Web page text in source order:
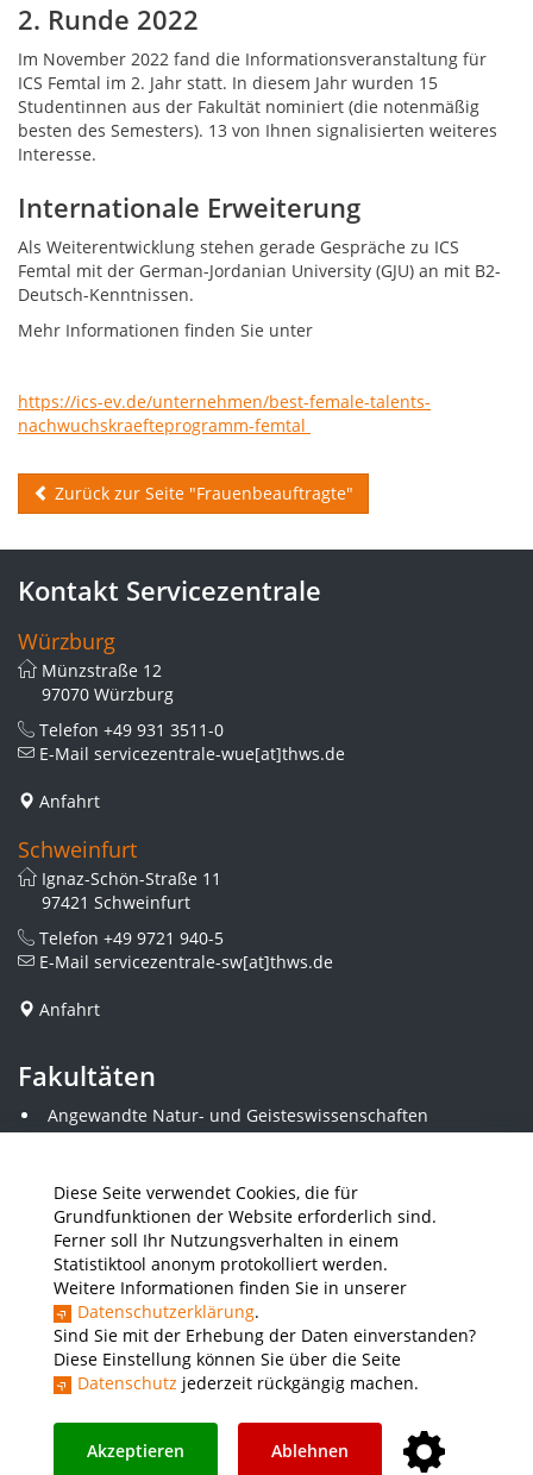
Diese Seite verwendet Cookies, die für
Grundfunktionen der Website erforderlich sind.
Ferner soll Ihr Nutzungsverhalten in einem
Statistiktool anonym protokolliert werden.
Weitere Informationen finden Sie in unserer
Datenschutzerklärung.
Sind Sie mit der Erhebung der Daten einverstanden?
Diese Einstellung können Sie über die Seite
Datenschutz jederzeit rückgängig machen.
Akzeptieren Ablehnen
2. Runde 2022
Im November 2022 fand die Informationsveranstaltung für
ICS Femtal im 2. Jahr statt. In diesem Jahr wurden 15
Studentinnen aus der Fakultät nominiert (die notenmäßig
besten des Semesters). 13 von Ihnen signalisierten weiteres
Interesse.
Internationale Erweiterung
Als Weiterentwicklung stehen gerade Gespräche zu ICS
Femtal mit der German-Jordanian University (GJU) an mit B2-
Deutsch-Kenntnissen.
Mehr Informationen finden Sie unter
https://ics-ev.de/unternehmen/best-female-talents-
nachwuchskraefteprogramm-femtal
Zurück zur Seite "Frauenbeauftragte"
Kontakt Servicezentrale
Würzburg
Münzstraße 12
97070 Würzburg
Telefon +49 931 3511-0
E-Mail servicezentrale-wue[at]thws.de
Anfahrt
Schweinfurt
Ignaz-Schön-Straße 11
97421 Schweinfurt
Telefon +49 9721 940-5
E-Mail servicezentrale-sw[at]thws.de
Anfahrt
Fakultäten
Angewandte Natur- und Geisteswissenschaften
Angewandte Sozialwissenschaften
Elektrotechnik
Gestaltung
Informatik und Wirtschaftsinformatik
Kunststofftechnik und Vermessung
Maschinenbau
THWS Business School
Wirtschaftsingenieurwesen
Presse
Instagram YouTube LinkedIn